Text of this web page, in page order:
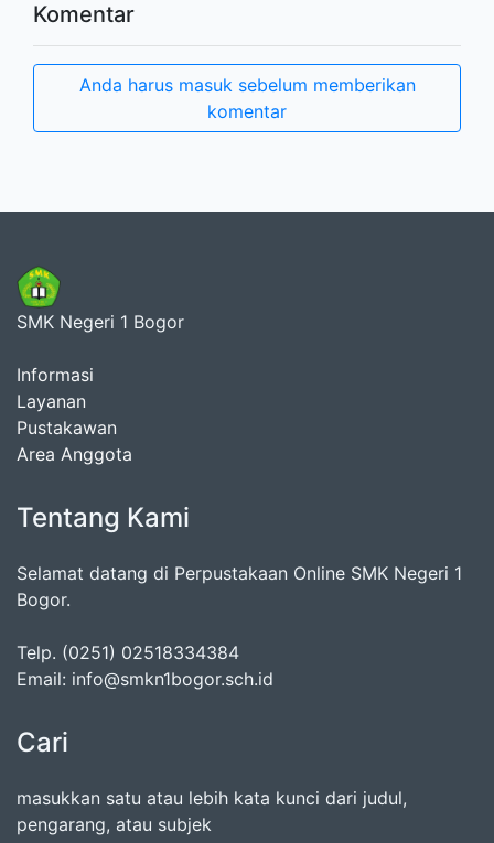
Komentar
Anda harus masuk sebelum memberikan
komentar
SMK Negeri 1 Bogor
Informasi
Layanan
Pustakawan
Area Anggota
Tentang Kami
Selamat datang di Perpustakaan Online SMK Negeri 1
Bogor.
Telp. (0251) 02518334384
Email: info@smkn1bogor.sch.id
Cari
masukkan satu atau lebih kata kunci dari judul,
pengarang, atau subjek